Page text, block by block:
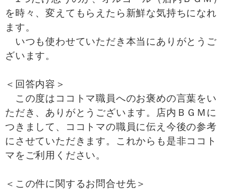
を時々、変えてもらえたら新鮮な気持ちになれ
ます。
いつも使わせていただき本当にありがとうご
ざいます。
＜回答内容＞
この度はココトマ職員へのお褒めの言葉をい
ただき、ありがとうございます。店内ＢＧＭに
つきまして、ココトマの職員に伝え今後の参考
にさせていただきます。これからも是非ココト
マをご利用ください。
＜この件に関するお問合せ先＞